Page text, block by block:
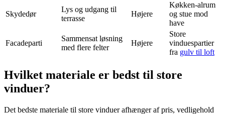
Skydedør
Lys og udgang til
terrasse
Højere
Køkken-alrum
og stue mod
have
Facadeparti
Sammensat løsning
med flere felter
Højere
Store
vinduespartier
fra gulv til loft
Hvilket materiale er bedst til store
vinduer?
Det bedste materiale til store vinduer afhænger af pris, vedligehold